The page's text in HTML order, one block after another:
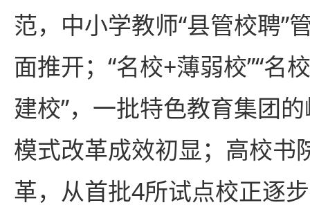
范，中小学教师“县管校聘”
面推开；“名校+薄弱校”“名
建校”，一批特色教育集团
模式改革成效初显；高校书
革，从首批4所试点校正逐